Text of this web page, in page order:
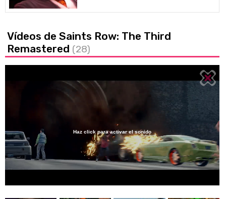
Vídeos de Saints Row: The Third
Remastered (28)
Unmute /
Haz click para activar el sonido